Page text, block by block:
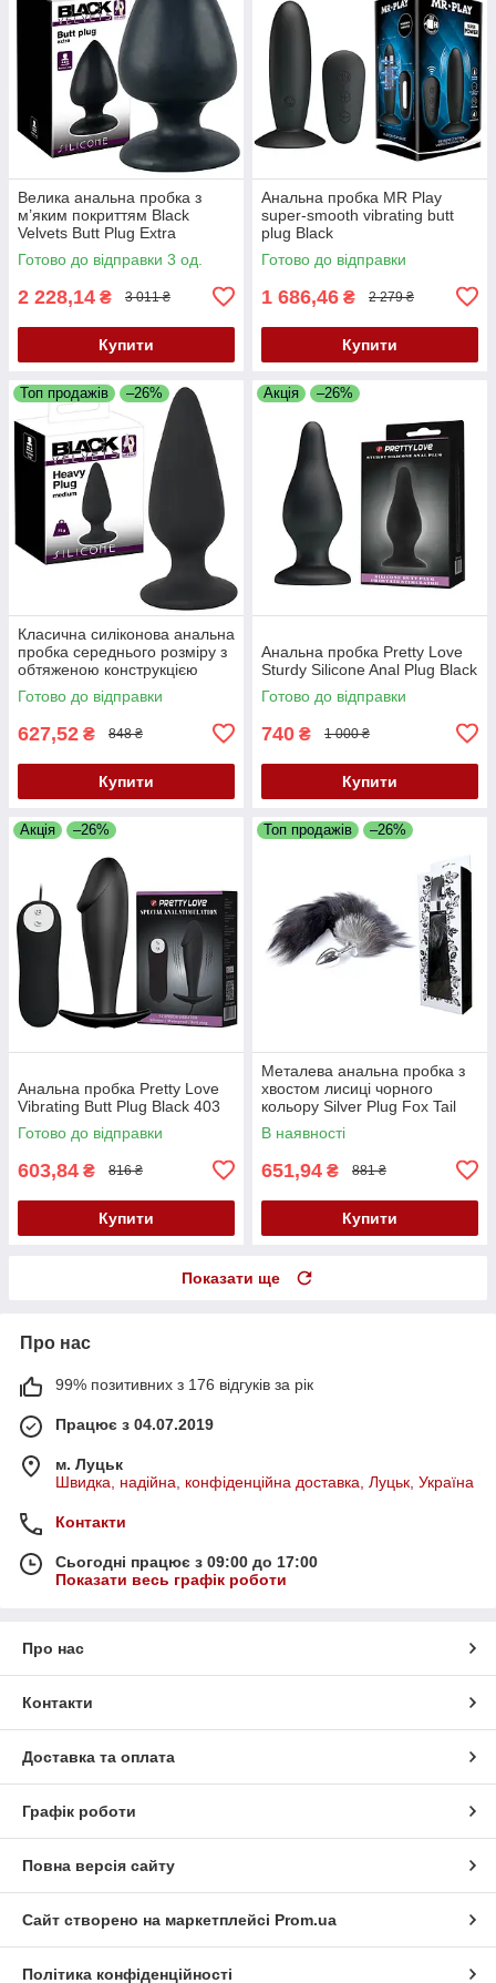
Велика анальна пробка з
м’яким покриттям Black
Velvets Butt Plug Extra
Готово до відправки 3 од.
2 228,14 ₴ 3 011 ₴
Купити
Анальна пробка MR Play
super-smooth vibrating butt
plug Black
Готово до відправки
1 686,46 ₴ 2 279 ₴
Купити
Топ продажів –26%
Класична силіконова анальна
пробка середнього розміру з
обтяженою конструкцією
Black Velvets Heavy Plug
Medium
Готово до відправки
627,52 ₴ 848 ₴
Купити
Акція –26%
Анальна пробка Pretty Love
Sturdy Silicone Anal Plug Black
Готово до відправки
740 ₴ 1 000 ₴
Купити
Акція –26%
Анальна пробка Pretty Love
Vibrating Butt Plug Black 403
Готово до відправки
603,84 ₴ 816 ₴
Купити
Топ продажів –26%
Металева анальна пробка з
хвостом лисиці чорного
кольору Silver Plug Fox Tail
Black XXL
В наявності
651,94 ₴ 881 ₴
Купити
Показати ще
Про нас
99% позитивних з 176 відгуків за рік
Працює з 04.07.2019
м. Луцьк
Швидка, надійна, конфіденційна доставка, Луцьк, Україна
Контакти
Сьогодні працює з 09:00 до 17:00
Показати весь графік роботи
Про нас
Контакти
Доставка та оплата
Графік роботи
Повна версія сайту
Сайт створено на маркетплейсі Prom.ua
Політика конфіденційності